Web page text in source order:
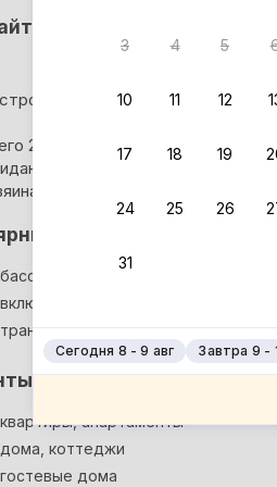
3 4 5
10 11 12
17 18 19
24 25 26
31
Сегодня 8 - 9 авг Завтра 9 -
лучшее
бронирование
2 минуты, без
ответа от
фильтры
бассейн
включён завтрак
трансфер
размещения
квартиры, апартаменты
дома, коттеджи
гостевые дома
Вернём